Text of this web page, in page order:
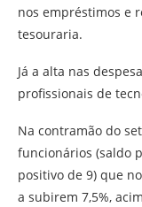
nos empréstimos e
tesouraria.
Já a alta nas
profissionais de
Na contramão do
funcionários (saldo
positivo de 9) que
a subirem 7,5%,